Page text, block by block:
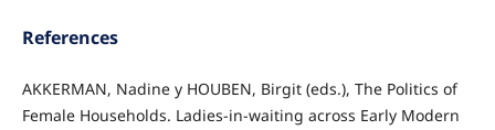
References
AKKERMAN, Nadine y HOUBEN, Birgit (eds.), The Politics of
Female Households. Ladies-in-waiting across Early Modern